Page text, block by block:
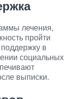
лечения,
пройти
в
социальных
выписки.